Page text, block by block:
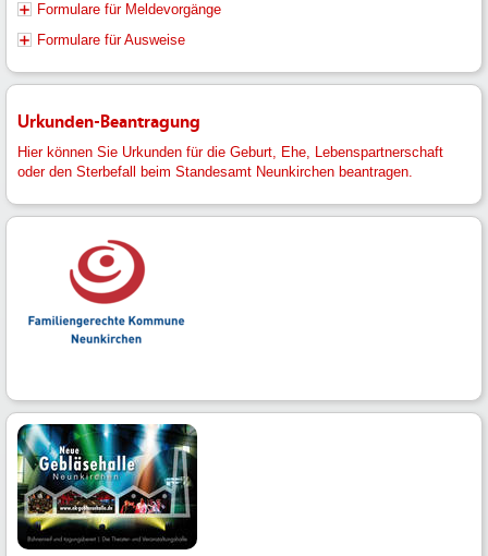
Formulare für Meldevorgänge
Formulare für Ausweise
Urkunden-Beantragung
Hier können Sie Urkunden für die Geburt, Ehe, Lebenspartnerschaft
oder den Sterbefall beim Standesamt Neunkirchen beantragen.